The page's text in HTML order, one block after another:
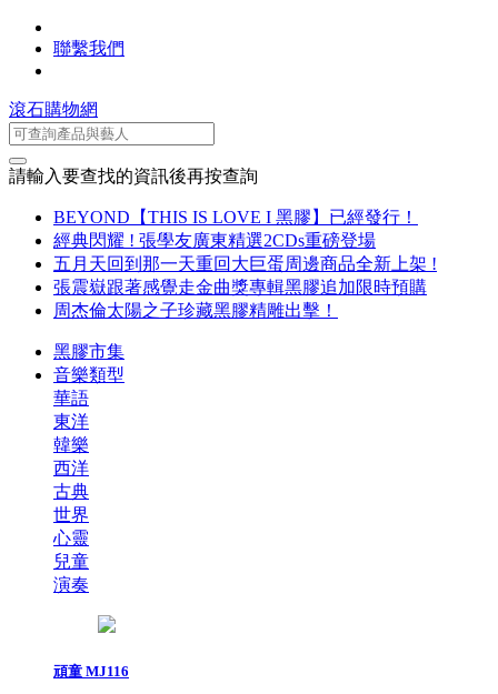
聯繫我們
滾石購物網
請輸入要查找的資訊後再按查詢
BEYOND【THIS IS LOVE I 黑膠】已經發行！
經典閃耀 ! 張學友廣東精選2CDs重磅登場
五月天回到那一天重回大巨蛋周邊商品全新上架 !
張震嶽跟著感覺走金曲獎專輯黑膠追加限時預購
周杰倫太陽之子珍藏黑膠精雕出擊！
黑膠市集
音樂類型
華語
東洋
韓樂
西洋
古典
世界
心靈
兒童
演奏
頑童 MJ116